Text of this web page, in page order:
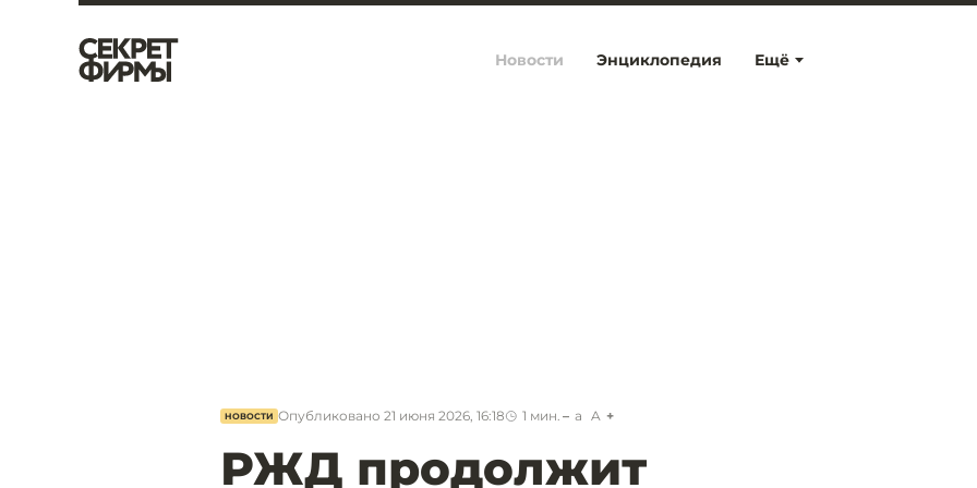
Ещё
Новости Энциклопедия
НОВОСТИ Опубликовано 21 июня 2026, 16:18 1 мин. a A
РЖД продолжит